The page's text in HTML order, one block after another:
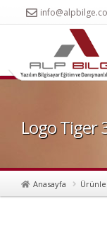
Logo Tiger
Anasayfa